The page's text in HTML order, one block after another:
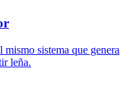
sistema que genera
leña.